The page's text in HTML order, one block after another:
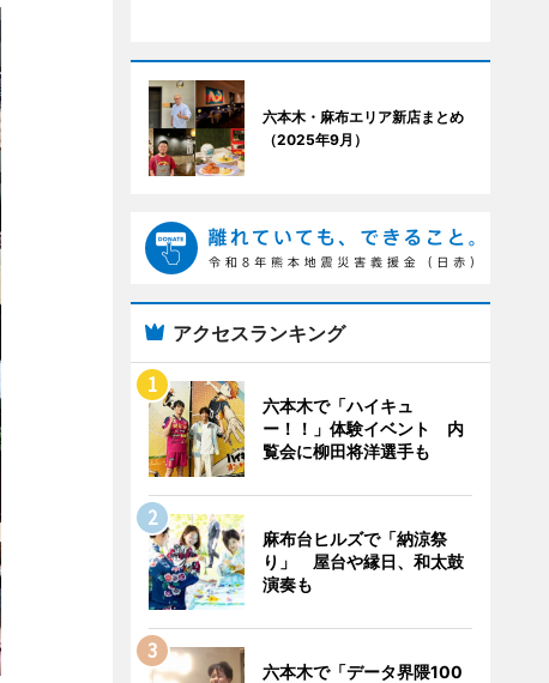
六本木・麻布エリア新店まとめ
（2025年9月）
アクセスランキング
六本木で「ハイキュ
ー！！」体験イベント 内
覧会に柳田将洋選手も
麻布台ヒルズで「納涼祭
り」 屋台や縁日、和太鼓
演奏も
六本木で「データ界隈100